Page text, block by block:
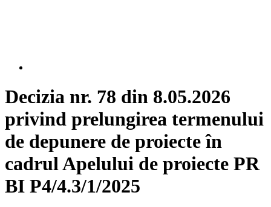
Decizia nr. 78 din 8.05.2026
privind prelungirea termenului
de depunere de proiecte în
cadrul Apelului de proiecte PR
BI P4/4.3/1/2025